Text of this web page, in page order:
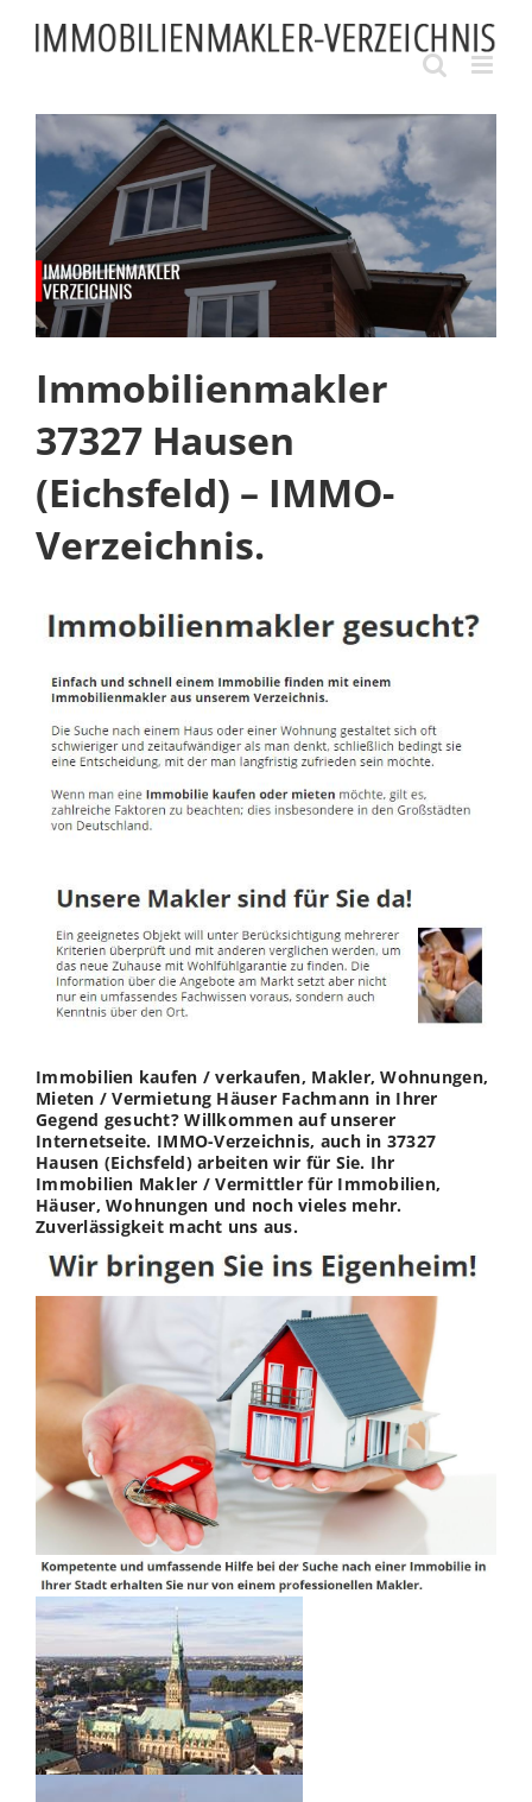
content
Immobilienmakler
37327 Hausen
(Eichsfeld) – IMMO-
Verzeichnis.
Immobilien kaufen / verkaufen, Makler, Wohnungen,
Mieten / Vermietung Häuser Fachmann in Ihrer
Gegend gesucht? Willkommen auf unserer
Internetseite. IMMO-Verzeichnis, auch in 37327
Hausen (Eichsfeld) arbeiten wir für Sie. Ihr
Immobilien Makler / Vermittler für Immobilien,
Häuser, Wohnungen und noch vieles mehr.
Zuverlässigkeit macht uns aus.